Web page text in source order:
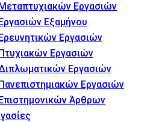
Εργασιών
Εξαμήνου
Εργασιών
Εργασιών
Εργασιών
Εργασιών
Άρθρων